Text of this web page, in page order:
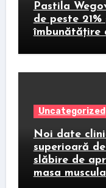
Pastila
de peste
îmbunătățire
Uncategorized
Noi date
superioară
slăbire de
masa